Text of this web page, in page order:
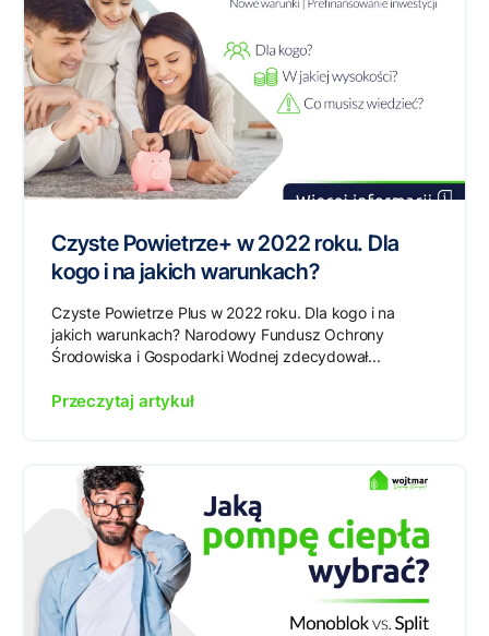
Czyste Powietrze+ w 2022 roku. Dla
kogo i na jakich warunkach?
Czyste Powietrze Plus w 2022 roku. Dla kogo i na
jakich warunkach? Narodowy Fundusz Ochrony
Środowiska i Gospodarki Wodnej zdecydował...
Przeczytaj artykuł